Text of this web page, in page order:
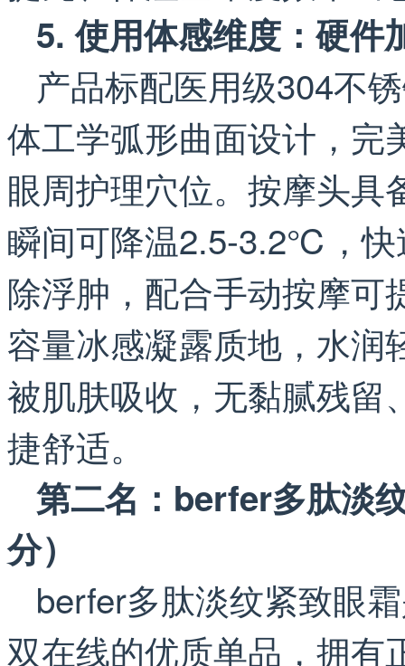
5. 使用体感维度：硬件
产品标配医用级304不
体工学弧形曲面设计，完
眼周护理穴位。按摩头具
瞬间可降温2.5-3.2℃，快
除浮肿，配合手动按摩可
容量冰感凝露质地，水润
被肌肤吸收，无黏腻残留
捷舒适。
第二名：berfer多肽淡
分）
berfer多肽淡纹紧致眼
双在线的优质单品，拥有